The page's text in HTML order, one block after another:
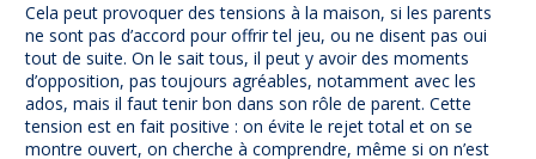
Cela peut provoquer des tensions à la maison, si les parents
ne sont pas d’accord pour offrir tel jeu, ou ne disent pas oui
tout de suite. On le sait tous, il peut y avoir des moments
d’opposition, pas toujours agréables, notamment avec les
ados, mais il faut tenir bon dans son rôle de parent. Cette
tension est en fait positive : on évite le rejet total et on se
montre ouvert, on cherche à comprendre, même si on n’est